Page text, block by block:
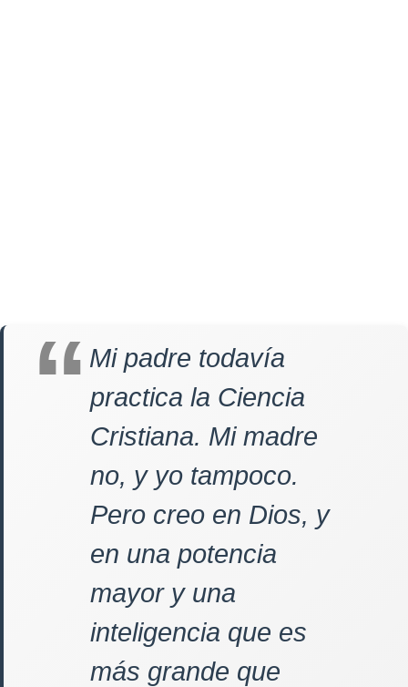
Mi padre todavía
practica la Ciencia
Cristiana. Mi madre
no, y yo tampoco.
Pero creo en Dios, y
en una potencia
mayor y una
inteligencia que es
más grande que